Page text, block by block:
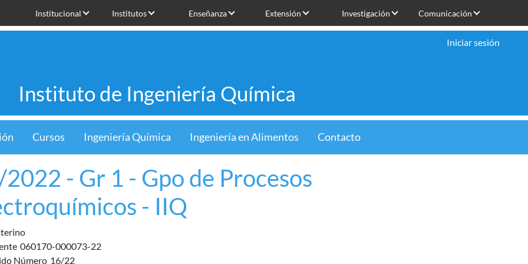
Institucional Institutos Enseñanza Extensión Investigación Comunicación
Instituto de Ingeniería Química
Iniciar sesión
Cursos Ingeniería Química Ingeniería en Alimentos Contacto
- Gr 1 - Gpo de Procesos
- IIQ
060170-000073-22
Número 16/22